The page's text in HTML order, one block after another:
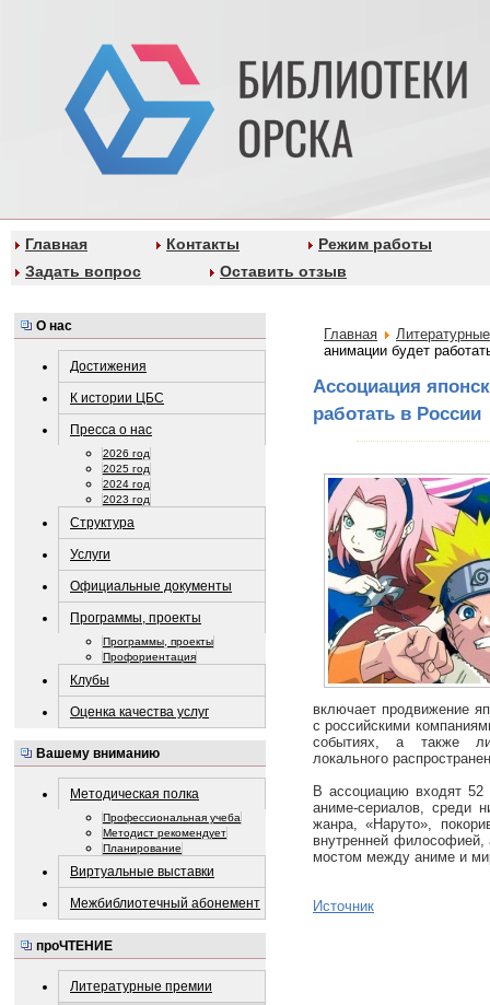
Главная Контакты
Режим работы
Задать вопрос
Оставить отзыв
О нас
Достижения
К истории ЦБС
Пресса о нас
2026 год
2025 год
2024 год
2023 год
Структура
Услуги
Официальные документы
Программы, проекты
Программы, проекты
Профориентация
Клубы
Оценка качества услуг
Вашему вниманию
Методическая полка
Профессиональная учеба
Методист рекомендует
Планирование
Виртуальные выставки
Межбиблиотечный абонемент
проЧТЕНИЕ
Литературные премии
Главная
анимации будет
Ассоциация
работать в России
включает продвижение
с российскими
событиях, а также
локального
В ассоциацию входят 52
аниме‑сериалов, среди
жанра, «Наруто»,
внутренней философией,
мостом между аниме и
Источник